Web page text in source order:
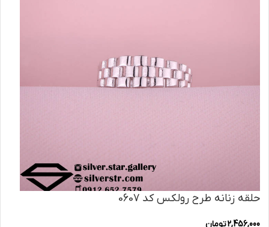
حلقه زنانه طرح رولکس کد 0607
2,456,000تومان